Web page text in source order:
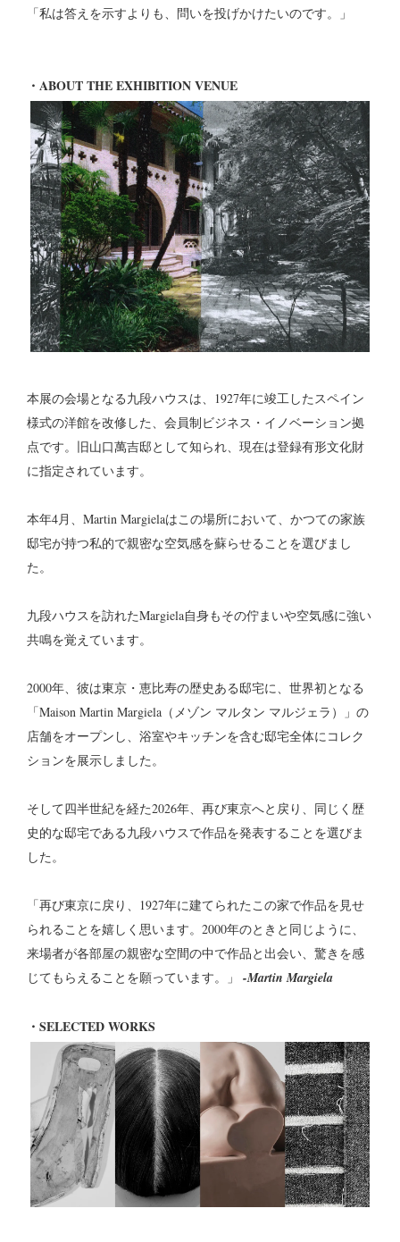
「私は答えを示すよりも、問いを投げかけたいのです。」
・ABOUT THE EXHIBITION VENUE
本展の会場となる九段ハウスは、1927年に竣工したスペイン
様式の洋館を改修した、会員制ビジネス・イノベーション拠
点です。旧山口萬吉邸として知られ、現在は登録有形文化財
に指定されています。
本年4月、Martin Margielaはこの場所において、かつての家族
邸宅が持つ私的で親密な空気感を蘇らせることを選びまし
た。
九段ハウスを訪れたMargiela自身もその佇まいや空気感に強い
共鳴を覚えています。
2000年、彼は東京・恵比寿の歴史ある邸宅に、世界初となる
「Maison Martin Margiela（メゾン マルタン マルジェラ）」の
店舗をオープンし、浴室やキッチンを含む邸宅全体にコレク
ションを展示しました。
そして四半世紀を経た2026年、再び東京へと戻り、同じく歴
史的な邸宅である九段ハウスで作品を発表することを選びま
した。
「再び東京に戻り、1927年に建てられたこの家で作品を見せ
られることを嬉しく思います。2000年のときと同じように、
来場者が各部屋の親密な空間の中で作品と出会い、驚きを感
じてもらえることを願っています。」
-Martin Margiela
・SELECTED WORKS